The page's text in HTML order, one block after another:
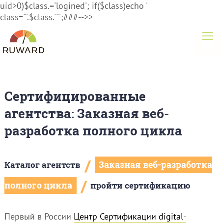
uid>0)$class.='logined'; if($class)echo '
class="'.$class.'"';###-->>
Сертифицированные
агентства: Заказная веб-
разработка полного цикла
Каталог агентств /
Заказная веб-разработка
полного цикла
/ пройти сертификацию
Первый в России Центр Сертификации digital-